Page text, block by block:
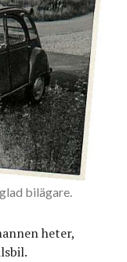
bilägare.
heter,